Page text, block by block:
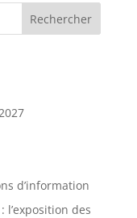
d’information
l’exposition des